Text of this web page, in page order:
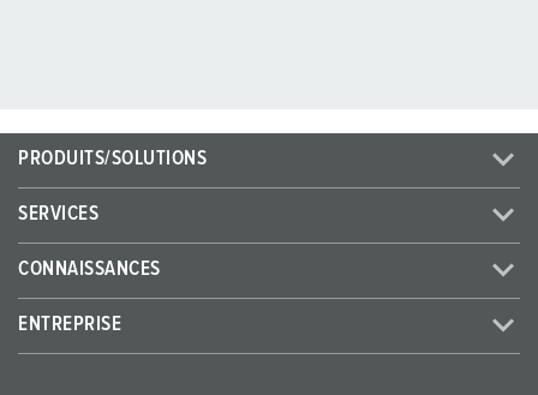
PRODUITS/SOLUTIONS
SERVICES
CONNAISSANCES
ENTREPRISE